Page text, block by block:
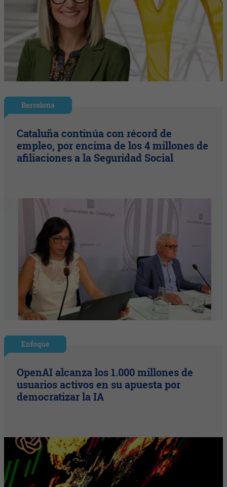
Barcelona
Cataluña continúa con récord de
empleo, por encima de los 4 millones de
afiliaciones a la Seguridad Social
Enfoque
OpenAI alcanza los 1.000 millones de
usuarios activos en su apuesta por
democratizar la IA